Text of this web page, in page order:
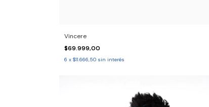
Vincere
$69.999,00
6 x $11.666,50 sin interés